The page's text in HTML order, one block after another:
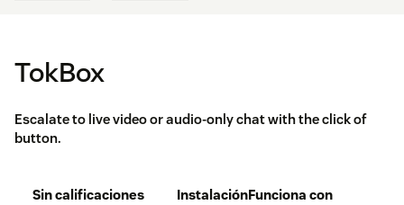
TokBox
Escalate to live video or audio-only chat with the click of
button.
Sin calificaciones
InstalaciónFunciona con